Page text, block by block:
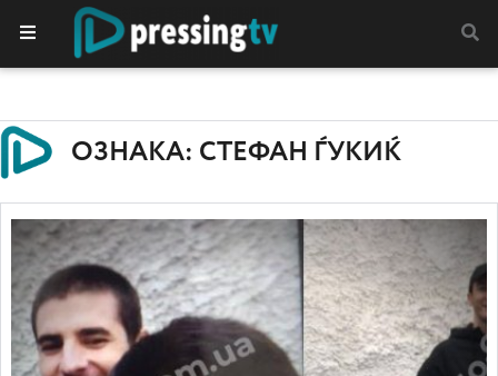
ОЗНАКА: СТЕФАН ЃУКИЌ